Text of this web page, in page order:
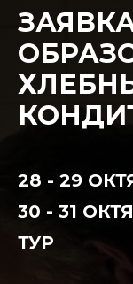
28 - 29
30 - 31
ТУР